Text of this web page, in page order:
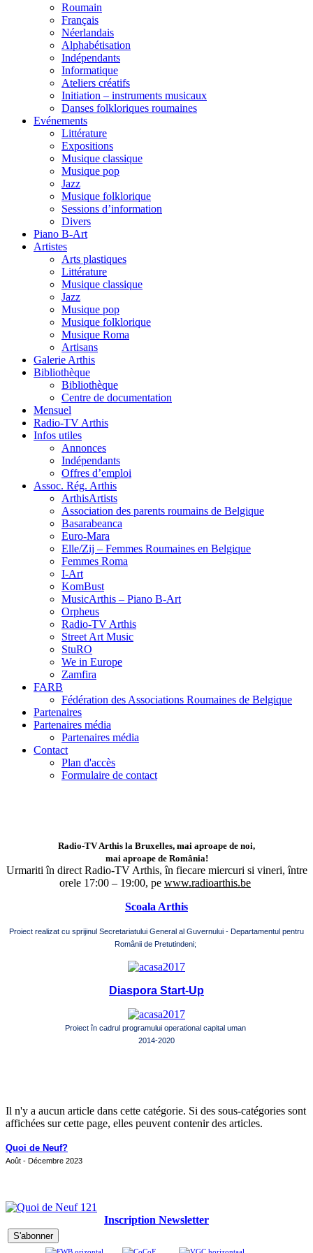
Roumain
Français
Néerlandais
Alphabétisation
Indépendants
Informatique
Ateliers créatifs
Initiation – instruments musicaux
Danses folkloriques roumaines
Evénements
Littérature
Expositions
Musique classique
Musique pop
Jazz
Musique folklorique
Sessions d’information
Divers
Piano B-Art
Artistes
Arts plastiques
Littérature
Musique classique
Jazz
Musique pop
Musique folklorique
Musique Roma
Artisans
Galerie Arthis
Bibliothèque
Bibliothèque
Centre de documentation
Mensuel
Radio-TV Arthis
Infos utiles
Annonces
Indépendants
Offres d’emploi
Assoc. Rég. Arthis
ArthisArtists
Association des parents roumains de Belgique
Basarabeanca
Euro-Mara
Elle/Zij – Femmes Roumaines en Belgique
Femmes Roma
I-Art
KomBust
MusicArthis – Piano B-Art
Orpheus
Radio-TV Arthis
Street Art Music
StuRO
We in Europe
Zamfira
FARB
Fédération des Associations Roumaines de Belgique
Partenaires
Partenaires média
Partenaires média
Contact
Plan d'accès
Formulaire de contact
Radio-TV Arthis la Bruxelles, mai aproape de noi,
mai aproape de România!
Urmariti în direct Radio-TV Arthis, în fiecare miercuri si vineri, între
orele 17:00 – 19:00, pe www.radioarthis.be
Scoala Arthis
Proiect realizat cu sprijinul Secretariatului General al Guvernului - Departamentul pentru
Românii de Pretutindeni;
Diaspora Start-Up
Proiect în cadrul programului operational capital uman
2014-2020
Il n'y a aucun article dans cette catégorie. Si des sous-catégories sont
affichées sur cette page, elles peuvent contenir des articles.
Quoi de Neuf?
Août - Décembre 2023
Inscription Newsletter